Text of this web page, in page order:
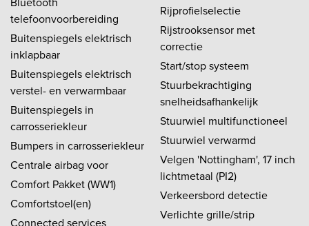
telefoonvoorbereiding
Buitenspiegels elektrisch
inklapbaar
Buitenspiegels elektrisch
verstel- en verwarmbaar
Buitenspiegels in
carrosseriekleur
Bumpers in carrosseriekleur
Centrale airbag voor
Comfort Pakket (WW1)
Comfortstoel(en)
Connected services
Rijprofielselectie
Rijstrooksensor met
correctie
Start/stop systeem
Stuurbekrachtiging
snelheidsafhankelijk
Stuurwiel multifunctioneel
Stuurwiel verwarmd
Velgen 'Nottingham', 17 inch
lichtmetaal (PI2)
Verkeersbord detectie
Verlichte grille/strip